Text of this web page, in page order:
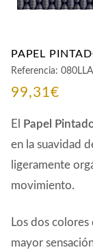
PAPEL
Referencia:
99,31€
El Papel
en la suavidad
ligeramente
movimiento.
Los dos
mayor